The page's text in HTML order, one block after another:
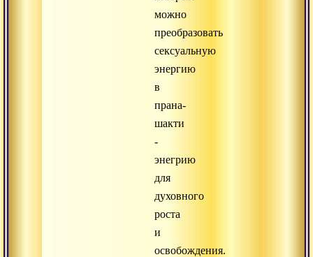
можно
преобразовать
сексуальную
энергию
в
прана-
шакти
-
энегрию
для
духовного
роста
и
освобождения.